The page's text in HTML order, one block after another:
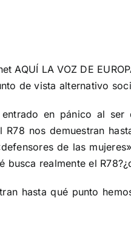
LA VOZ DE
de vista alternativo
en pánico al ser
nos demuestran
de las
realmente el
hasta qué punto